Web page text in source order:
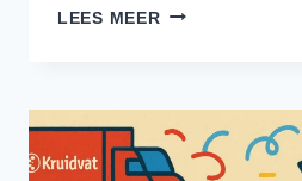
LEES MEERHET
SAMENWERKING